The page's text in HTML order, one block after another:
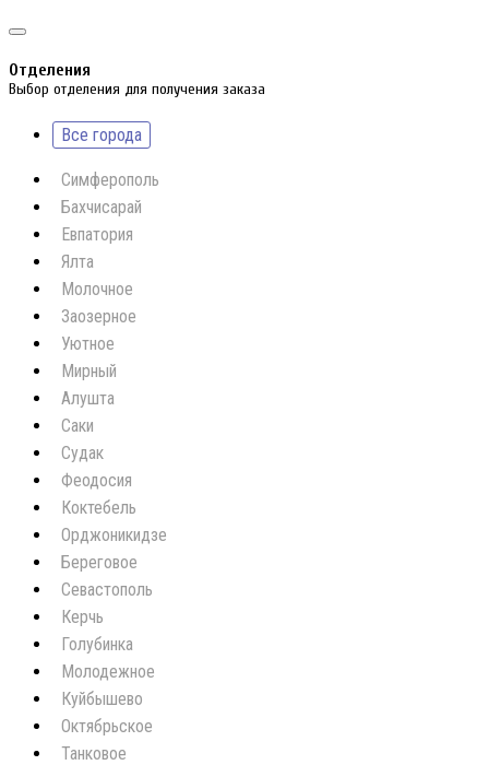
Отделения
Выбор отделения для получения заказа
Все города
Симферополь
Бахчисарай
Евпатория
Ялта
Молочное
Заозерное
Уютное
Мирный
Алушта
Саки
Судак
Феодосия
Коктебель
Орджоникидзе
Береговое
Севастополь
Керчь
Голубинка
Молодежное
Куйбышево
Октябрьское
Танковое